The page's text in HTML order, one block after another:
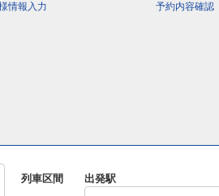
情報 入力 予約内容確認
列車区間 出発駅